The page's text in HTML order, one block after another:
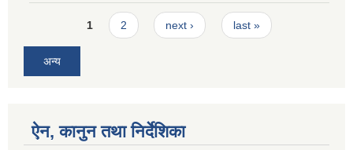
Pages1 2 next › last »
अन्य
ऐन, कानुन तथा निर्देशिका